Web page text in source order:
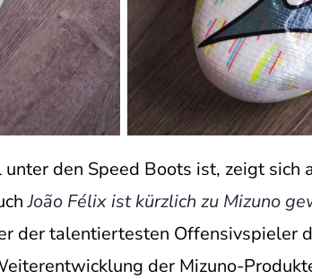
den Speed Boots ist, zeigt sich
João Félix ist kürzlich zu Mizuno
der talentiertesten Offensivspieler
der Mizuno-